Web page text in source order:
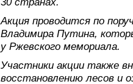
Акция проводится по
Владимира Путина,
у Ржевского мемориала.
Участники акции также
восстановлению лесов и